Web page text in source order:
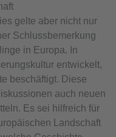
gelte aber nicht nur
Schlussbemerkung
in Europa. In
entwickelt,
beschäftigt. Diese
auch neuen
Es sei hilfreich für
Landschaft